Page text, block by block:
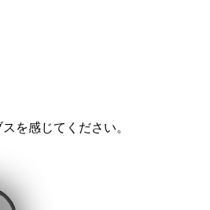
を感じてください。